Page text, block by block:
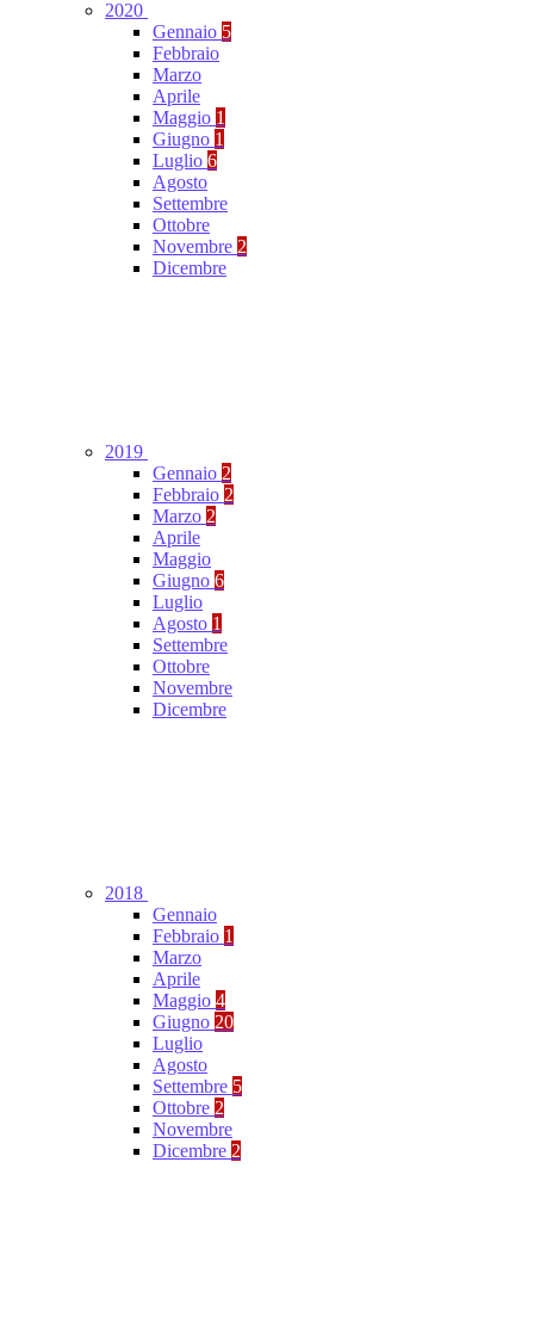
2020
Gennaio 5
Febbraio
Marzo
Aprile
Maggio 1
Giugno 1
Luglio 6
Agosto
Settembre
Ottobre
Novembre 2
Dicembre
2019
Gennaio 2
Febbraio 2
Marzo 2
Aprile
Maggio
Giugno 6
Luglio
Agosto 1
Settembre
Ottobre
Novembre
Dicembre
2018
Gennaio
Febbraio 1
Marzo
Aprile
Maggio 4
Giugno 20
Luglio
Agosto
Settembre 5
Ottobre 2
Novembre
Dicembre 2